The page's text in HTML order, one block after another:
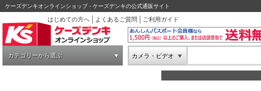
ケーズデンキオンラインショップ - ケーズデンキの公式通販サイト
はじめての方へ
よくあるご質問 ご利用ガイド
カテゴリーから選ぶ カメラ・ビデオ